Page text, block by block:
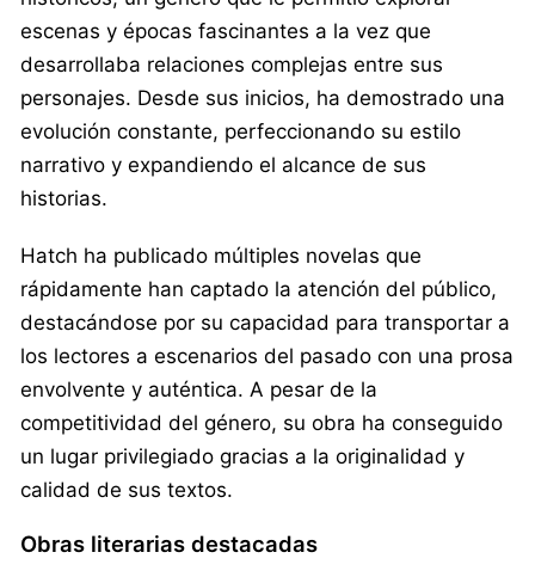
escenas y épocas fascinantes a la vez que
desarrollaba relaciones complejas entre sus
personajes. Desde sus inicios, ha demostrado una
evolución constante, perfeccionando su estilo
narrativo y expandiendo el alcance de sus
historias.
Hatch ha publicado múltiples novelas que
rápidamente han captado la atención del público,
destacándose por su capacidad para transportar a
los lectores a escenarios del pasado con una prosa
envolvente y auténtica. A pesar de la
competitividad del género, su obra ha conseguido
un lugar privilegiado gracias a la originalidad y
calidad de sus textos.
Obras literarias destacadas